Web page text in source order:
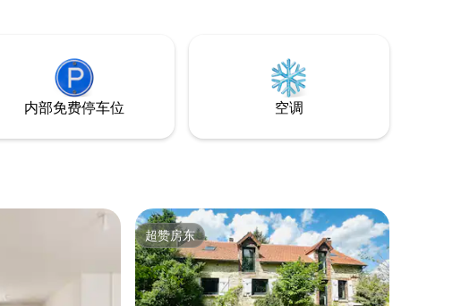
内部免费停车位 空调
超赞房东
超赞房东